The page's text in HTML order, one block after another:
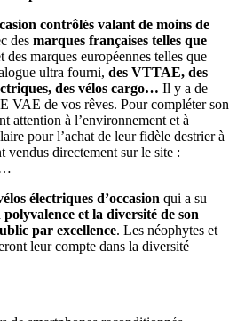
contrôlés valant de moins de
des marques françaises telles que
des marques européennes telles que
ultra fourni, des VTTAE, des
des vélos cargo… Il y a de
VAE de vos rêves. Pour compléter son
attention à l’environnement et à
pour l’achat de leur fidèle destrier à
vendus directement sur le site :
électriques d’occasion qui a su
polyvalence et la diversité de son
par excellence. Les néophytes et
leur compte dans la diversité